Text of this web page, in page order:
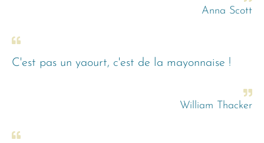
Anna Scott
C'est pas un yaourt, c'est de la mayonnaise !
William Thacker